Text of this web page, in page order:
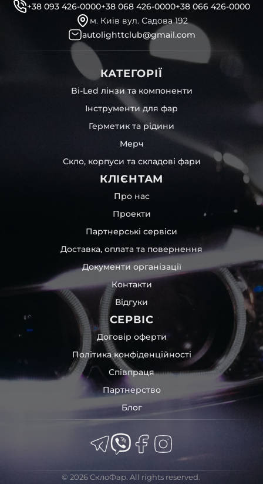
+38 093 426-0000+38 068 426-0000+38 066 426-0000
м. Київ вул. Садова 192
autolighttclub@gmail.com
КАТЕГОРІЇ
Bi-Led лінзи та компоненти
Інструменти для фар
Герметик та рідини
Мерч
Скло, корпуси та складові фари
КЛІЄНТАМ
Про нас
Проекти
Партнерські сервіси
Доставка, оплата та повернення
Документи організації
Контакти
Відгуки
СЕРВІС
Договір оферти
Політика конфіденційності
Співпраця
Партнерство
Блог
© 2026 СклоФар. All rights reserved.